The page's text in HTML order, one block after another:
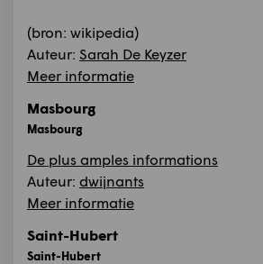
(bron: wikipedia)
Auteur: Sarah De Keyzer
Meer informatie
Masbourg
Masbourg
De plus amples informations
Auteur: dwijnants
Meer informatie
Saint-Hubert
Saint-Hubert